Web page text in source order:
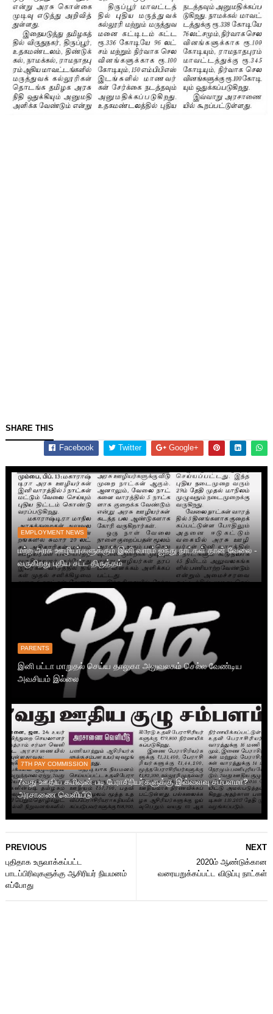
SHARE THIS
Facebook Twitter Google+
EMPLOYMENT NEWS
மற்ற அரசு ஊழியர்களுக்கும் இனி வாரம் ஐந்து நாட்கள் தான் வேலை -
வருகிறது புதிய சட்ட திருத்தம்
PARENTS
இனி பட்டா மாறுதல் செய்ய தாலுகா அலுவலகம் செல்ல வேண்டிய
அவசியம் இல்லை
7TH PAY COMMISSION
7வது ஊதிய கமிஷன் படி பேராசிரியர்களுக்கு இவ்வளவு சம்பளமா?
அரசாணை வெளியீடு
NEXT
2020ம் ஆண்டுக்கான
வரையறுக்கப்பட்ட விடுப்பு நாட்கள்
PREVIOUS
புதிதாக உருவாக்கப்பட்ட
பாடப்பிரிவுகளுக்கு ஆசிரியர் நியமனம்
எப்போது